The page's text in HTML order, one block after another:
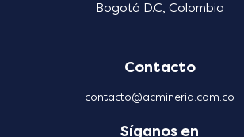
Bogotá D.C, Colombia
Contacto
contacto@acmineria.com.co
Síganos en